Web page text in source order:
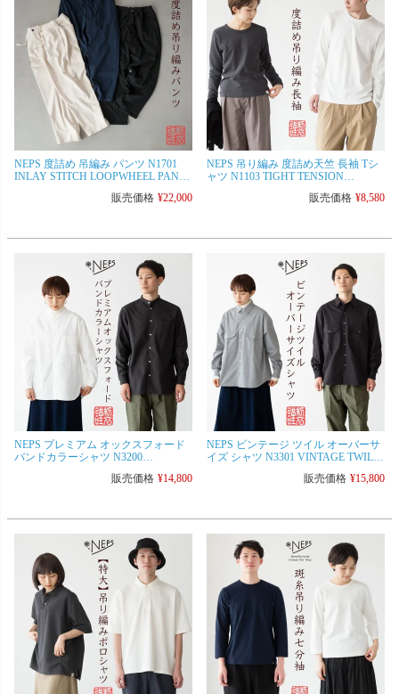
NEPS 度詰め 吊編み パンツ N1701
INLAY STITCH LOOPWHEEL PANTS
販売価格 ¥22,000
NEPS 吊り編み 度詰め天竺 長袖 Tシ
ャツ N1103 TIGHT TENSION
販売価格 ¥8,580
NEPS プレミアム オックスフォード
バンドカラーシャツ N3200
SHIRTS ネップス 日本製販売価格 ¥14,800
NEPS ビンテージ ツイル オーバーサ
イズ シャツ N3301 VINTAGE TWILL
販売価格 ¥15,800